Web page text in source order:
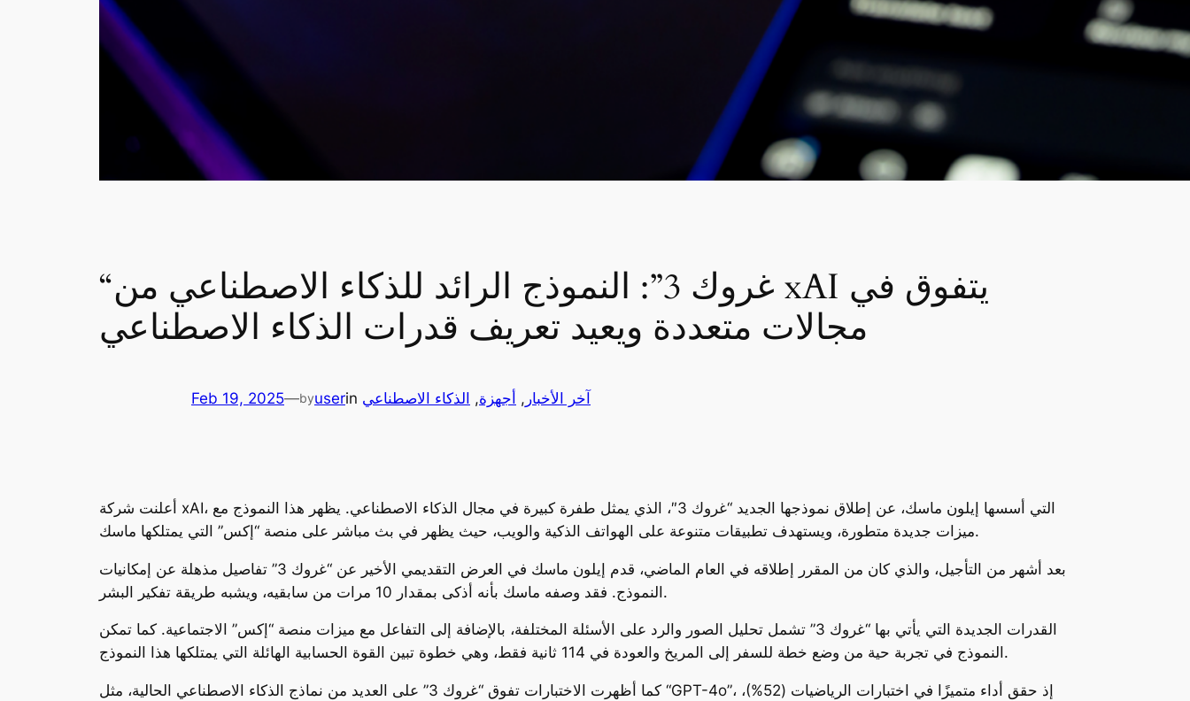
“غروك 3”: النموذج الرائد للذكاء الاصطناعي من xAI يتفوق في
مجالات متعددة ويعيد تعريف قدرات الذكاء الاصطناعي
Feb 19, 2025—byuserin آخر الأخبار , أجهزة, الذكاء الاصطناعي
أعلنت شركة xAI، التي أسسها إيلون ماسك، عن إطلاق نموذجها الجديد “غروك 3″، الذي يمثل طفرة كبيرة في مجال الذكاء الاصطناعي. يظهر هذا النموذج مع
ميزات جديدة متطورة، ويستهدف تطبيقات متنوعة على الهواتف الذكية والويب، حيث يظهر في بث مباشر على منصة “إكس” التي يمتلكها ماسك.
بعد أشهر من التأجيل، والذي كان من المقرر إطلاقه في العام الماضي، قدم إيلون ماسك في العرض التقديمي الأخير عن “غروك 3” تفاصيل مذهلة عن إمكانيات
النموذج. فقد وصفه ماسك بأنه أذكى بمقدار 10 مرات من سابقيه، ويشبه طريقة تفكير البشر.
القدرات الجديدة التي يأتي بها “غروك 3” تشمل تحليل الصور والرد على الأسئلة المختلفة، بالإضافة إلى التفاعل مع ميزات منصة “إكس” الاجتماعية. كما تمكن
النموذج في تجربة حية من وضع خطة للسفر إلى المريخ والعودة في 114 ثانية فقط، وهي خطوة تبين القوة الحسابية الهائلة التي يمتلكها هذا النموذج.
كما أظهرت الاختبارات تفوق “غروك 3” على العديد من نماذج الذكاء الاصطناعي الحالية، مثل “GPT-4o”، إذ حقق أداء متميزًا في اختبارات الرياضيات (52%)،